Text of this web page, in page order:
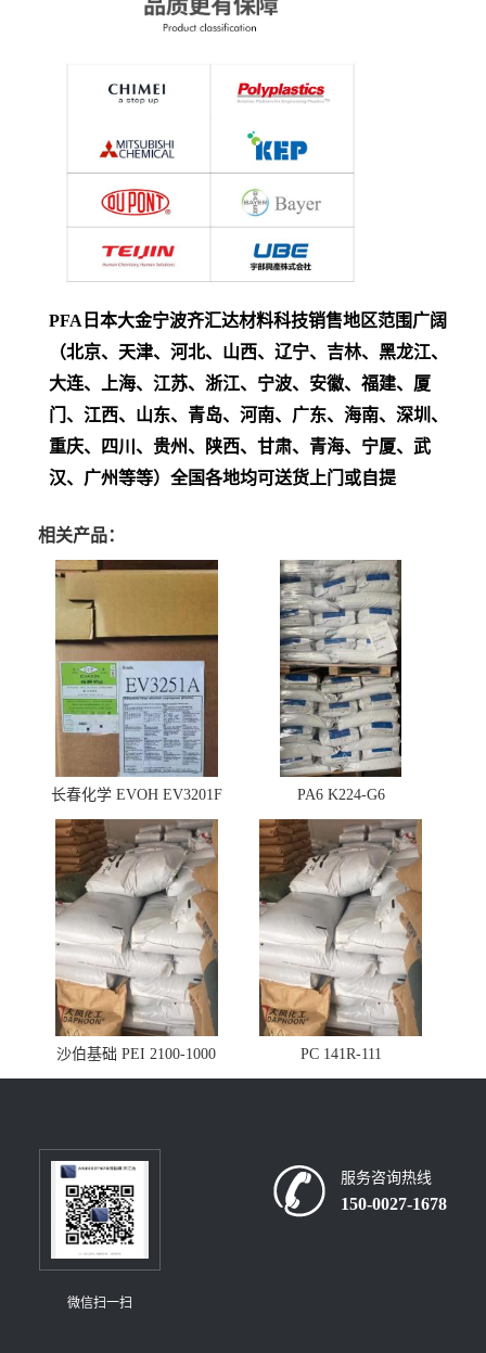
PFA日本大金宁波齐汇达材料科技销售地区范围广阔
（北京、天津、河北、山西、辽宁、吉林、黑龙江、
大连、上海、江苏、浙江、宁波、安徽、福建、厦
门、江西、山东、青岛、河南、广东、海南、深圳、
重庆、四川、贵州、陕西、甘肃、青海、宁厦、武
汉、广州等等）全国各地均可送货上门或自提
相关产品：
长春化学 EVOH EV3201F PA6 K224-G6
沙伯基础 PEI 2100-1000 PC 141R-111
微信扫一扫
服务咨询热线
150-0027-1678